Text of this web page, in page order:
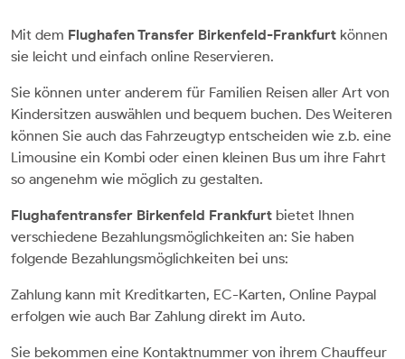
Mit dem Flughafen Transfer Birkenfeld-Frankfurt können
sie leicht und einfach online Reservieren.
Sie können unter anderem für Familien Reisen aller Art von
Kindersitzen auswählen und bequem buchen. Des Weiteren
können Sie auch das Fahrzeugtyp entscheiden wie z.b. eine
Limousine ein Kombi oder einen kleinen Bus um ihre Fahrt
so angenehm wie möglich zu gestalten.
Flughafentransfer Birkenfeld Frankfurt bietet Ihnen
verschiedene Bezahlungsmöglichkeiten an: Sie haben
folgende Bezahlungsmöglichkeiten bei uns:
Zahlung kann mit Kreditkarten, EC-Karten, Online Paypal
erfolgen wie auch Bar Zahlung direkt im Auto.
Sie bekommen eine Kontaktnummer von ihrem Chauffeur